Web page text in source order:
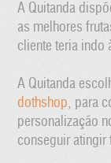
A Quitanda
as melhores
cliente teria indo
A Quitanda
dothshop, para
personalização
conseguir